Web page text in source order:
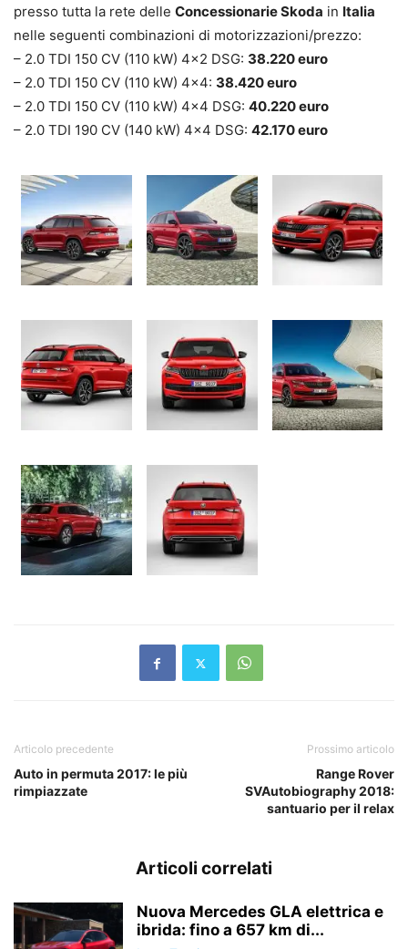
presso tutta la rete delle Concessionarie Skoda in Italia
nelle seguenti combinazioni di motorizzazioni/prezzo:
– 2.0 TDI 150 CV (110 kW) 4×2 DSG: 38.220 euro
– 2.0 TDI 150 CV (110 kW) 4×4: 38.420 euro
– 2.0 TDI 150 CV (110 kW) 4×4 DSG: 40.220 euro
– 2.0 TDI 190 CV (140 kW) 4×4 DSG: 42.170 euro
Articolo precedente
Auto in permuta 2017: le più
rimpiazzate
Prossimo articolo
Range Rover
SVAutobiography 2018:
santuario per il relax
Articoli correlati
Nuova Mercedes GLA elettrica e
ibrida: fino a 657 km di...